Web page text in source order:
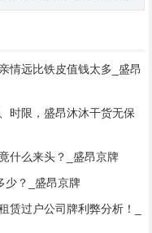
情远比铁皮值钱太多_盛昂
时限，盛昂沐沐干货无保
什么来头？_盛昂京牌
少？_盛昂京牌
赁过户公司牌利弊分析！_